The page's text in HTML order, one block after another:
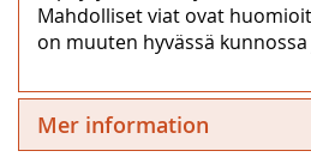
Mahdolliset viat ovat
on muuten hyvässä
Mer information